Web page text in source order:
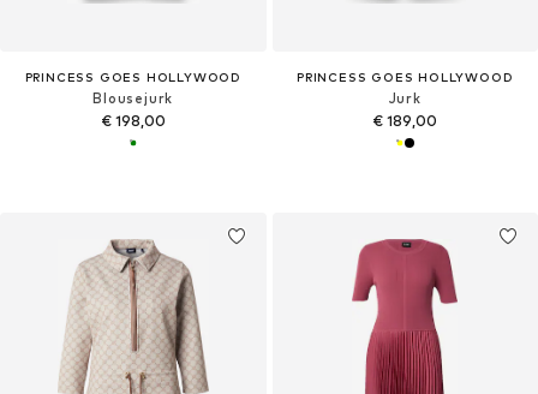
PRINCESS GOES HOLLYWOOD
Blousejurk
€ 198,00
PRINCESS GOES HOLLYWOOD
Jurk
€ 189,00